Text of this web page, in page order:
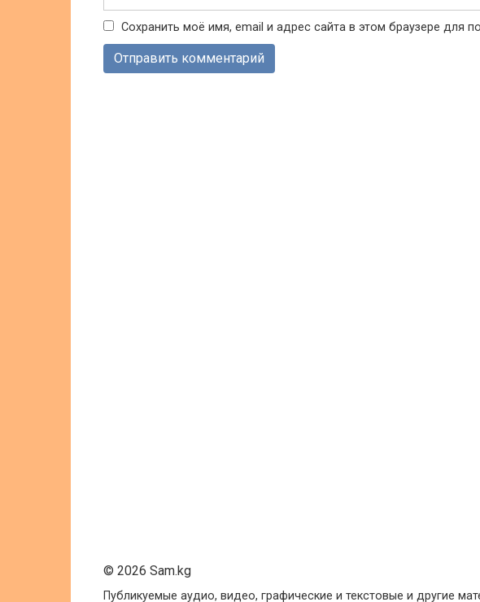
Сохранить моё имя, email и адрес сайта в этом браузере для
© 2026 Sam.kg
Публикуемые аудио, видео, графические и текстовые и другие